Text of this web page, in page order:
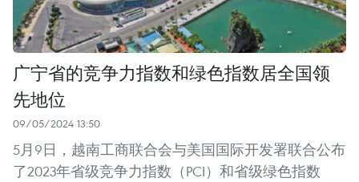
广宁省的竞争力指数和绿色指数居全国领
先地位
09/05/2024 13:50
5月9日，越南工商联合会与美国国际开发署联合公布
了2023年省级竞争力指数（PCI）和省级绿色指数